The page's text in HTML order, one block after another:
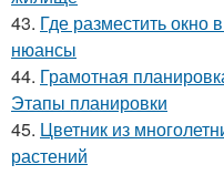
43. Где разместить
нюансы
44. Грамотная
Этапы планировки
45. Цветник из
растений